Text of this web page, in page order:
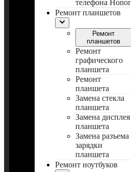
телефона Honor
Ремонт планшетов
Ремонт
планшетов
Ремонт
графического
планшета
Ремонт
планшета
Замена стекла
планшета
Замена дисплея
планшета
Замена разъема
зарядки
планшета
Ремонт ноутбуков